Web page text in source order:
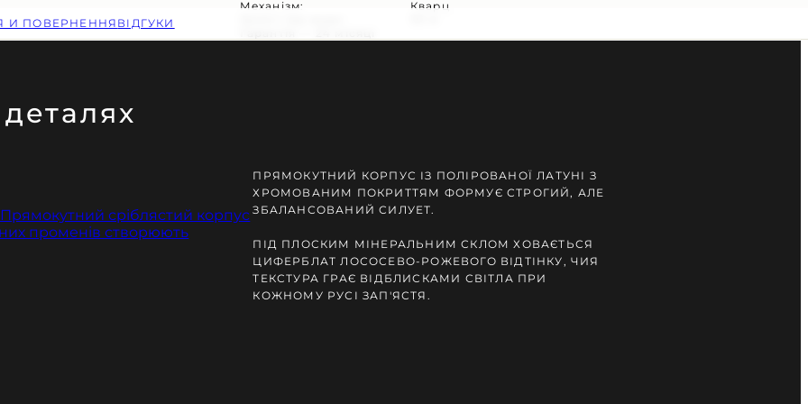
Механізм:
Кварц
И ПОВЕРНЕННЯВІДГУКИ
ПРЯМОКУТНИЙ КОРПУС ІЗ ПОЛІРОВАНОЇ ЛАТУНІ З
ХРОМОВАНИМ ПОКРИТТЯМ ФОРМУЄ СТРОГИЙ, АЛЕ
ЗБАЛАНСОВАНИЙ СИЛУЕТ.
ПІД ПЛОСКИМ МІНЕРАЛЬНИМ СКЛОМ ХОВАЄТЬСЯ
ЦИФЕРБЛАТ ЛОСОСЕВО-РОЖЕВОГО ВІДТІНКУ, ЧИЯ
ТЕКСТУРА ГРАЄ ВІДБЛИСКАМИ СВІТЛА ПРИ
КОЖНОМУ РУСІ ЗАП'ЯСТЯ.